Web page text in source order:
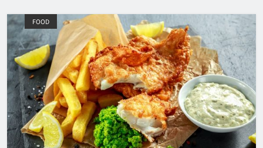
FOOD